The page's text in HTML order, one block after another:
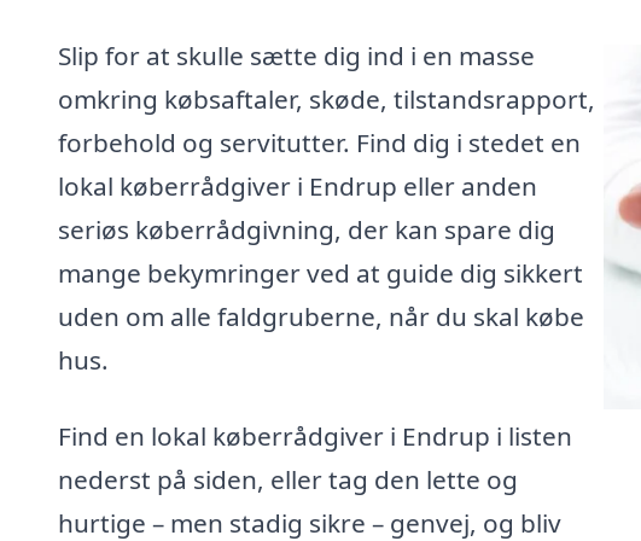
Slip for at skulle sætte dig ind i en masse
omkring købsaftaler, skøde, tilstandsrapport,
forbehold og servitutter. Find dig i stedet en
lokal køberrådgiver i Endrup eller anden
seriøs køberrådgivning, der kan spare dig
mange bekymringer ved at guide dig sikkert
uden om alle faldgruberne, når du skal købe
hus.
Find en lokal køberrådgiver i Endrup i listen
nederst på siden, eller tag den lette og
hurtige – men stadig sikre – genvej, og bliv